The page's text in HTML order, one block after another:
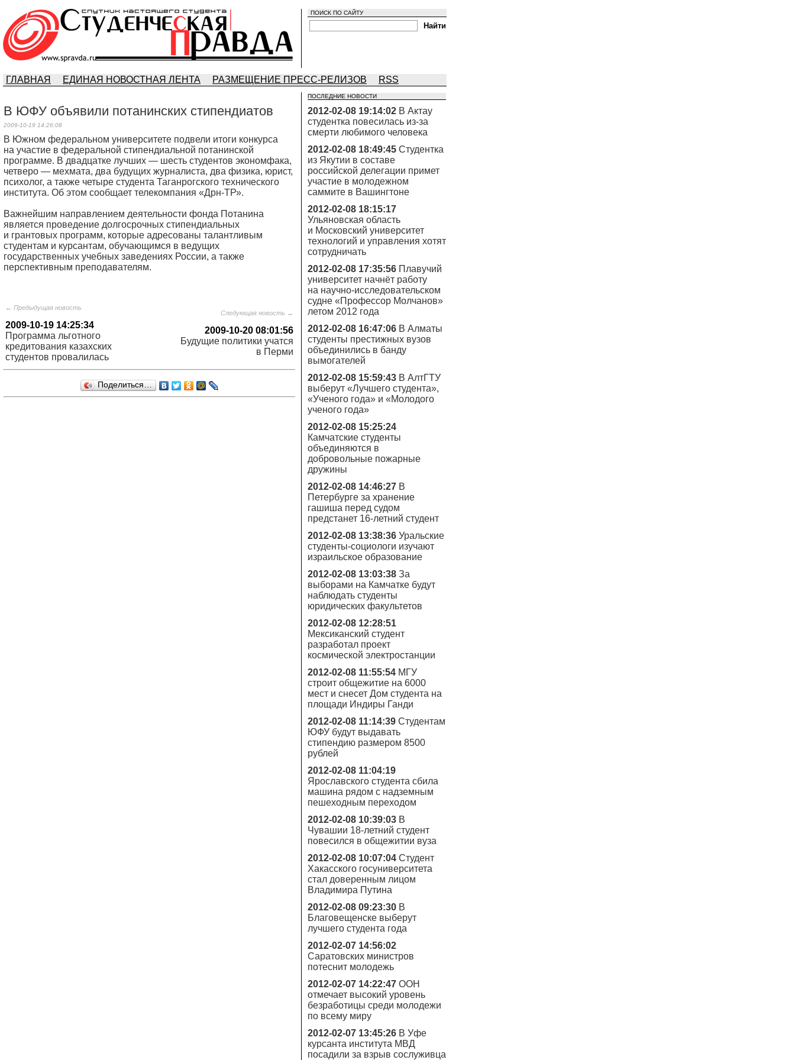
ПОИСК ПО САЙТУ
ГЛАВНАЯ ЕДИНАЯ НОВОСТНАЯ ЛЕНТА РАЗМЕЩЕНИЕ ПРЕСС-РЕЛИЗОВ RSS
В ЮФУ объявили потанинских стипендиатов
2009-10-19 14:26:08
В Южном федеральном университете подвели итоги конкурса
на участие в федеральной стипендиальной потанинской
программе. В двадцатке лучших — шесть студентов экономфака,
четверо — мехмата, два будущих журналиста, два физика, юрист,
психолог, а также четыре студента Таганрогского технического
института. Об этом сообщает телекомпания «Дрн-ТР».
Важнейшим направлением деятельности фонда Потанина
является проведение долгосрочных стипендиальных
и грантовых программ, которые адресованы талантливым
студентам и курсантам, обучающимся в ведущих
государственных учебных заведениях России, а также
перспективным преподавателям.
← Предыдущая новость
2009-10-19 14:25:34
Программа льготного
кредитования казахских
студентов провалилась
Следующая новость →
2009-10-20 08:01:56
Будущие политики учатся
в Перми
Поделиться…
ПОСЛЕДНИЕ НОВОСТИ
2012-02-08 19:14:02 В Актау
студентка повесилась из-за
смерти любимого человека
2012-02-08 18:49:45 Студентка
из Якутии в составе
российской делегации примет
участие в молодежном
саммите в Вашингтоне
2012-02-08 18:15:17
Ульяновская область
и Московский университет
технологий и управления хотят
сотрудничать
2012-02-08 17:35:56 Плавучий
университет начнёт работу
на научно-исследовательском
судне «Профессор Молчанов»
летом 2012 года
2012-02-08 16:47:06 В Алматы
студенты престижных вузов
объединились в банду
вымогателей
2012-02-08 15:59:43 В АлтГТУ
выберут «Лучшего студента»,
«Ученого года» и «Молодого
ученого года»
2012-02-08 15:25:24
Камчатские студенты
объединяются в
добровольные пожарные
дружины
2012-02-08 14:46:27 В
Петербурге за хранение
гашиша перед судом
предстанет 16-летний студент
2012-02-08 13:38:36 Уральские
студенты-социологи изучают
израильское образование
2012-02-08 13:03:38 За
выборами на Камчатке будут
наблюдать студенты
юридических факультетов
2012-02-08 12:28:51
Мексиканский студент
разработал проект
космической электростанции
2012-02-08 11:55:54 МГУ
строит общежитие на 6000
мест и снесет Дом студента на
площади Индиры Ганди
2012-02-08 11:14:39 Студентам
ЮФУ будут выдавать
стипендию размером 8500
рублей
2012-02-08 11:04:19
Ярославского студента сбила
машина рядом с надземным
пешеходным переходом
2012-02-08 10:39:03 В
Чувашии 18-летний студент
повесился в общежитии вуза
2012-02-08 10:07:04 Студент
Хакасского госуниверситета
стал доверенным лицом
Владимира Путина
2012-02-08 09:23:30 В
Благовещенске выберут
лучшего студента года
2012-02-07 14:56:02
Саратовских министров
потеснит молодежь
2012-02-07 14:22:47 ООН
отмечает высокий уровень
безработицы среди молодежи
по всему миру
2012-02-07 13:45:26 В Уфе
курсанта института МВД
посадили за взрыв сослуживца